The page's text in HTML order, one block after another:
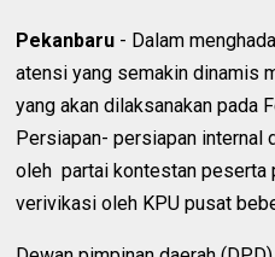
Pekanbaru - Dalam
atensi yang semakin dinamis
yang akan dilaksanakan pada
Persiapan- persiapan internal
oleh partai kontestan peserta
verivikasi oleh KPU pusat